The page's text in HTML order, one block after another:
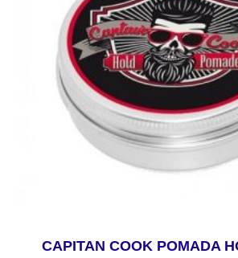
CAPITAN COOK POMADA